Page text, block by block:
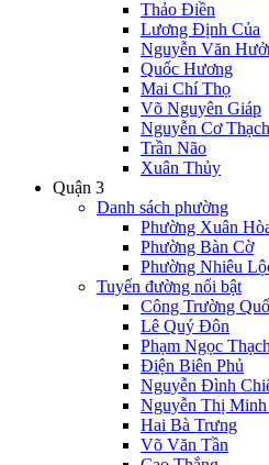
Thảo Điền
Lương Định Của
Nguyễn Văn
Quốc Hương
Mai Chí Thọ
Võ Nguyên Giáp
Nguyễn Cơ Thạch
Trần Não
Xuân Thủy
Quận 3
Danh sách phường
Phường Xuân
Phường Bàn Cờ
Phường Nhiêu
Tuyến đường nổi bật
Công Trường
Lê Quý Đôn
Phạm Ngọc Thạch
Điện Biên Phủ
Nguyễn Đình
Nguyễn Thị
Hai Bà Trưng
Võ Văn Tần